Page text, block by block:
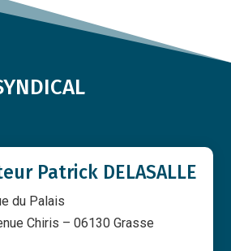
Patrick DELASALLE
du Palais
Chiris – 06130 Grasse